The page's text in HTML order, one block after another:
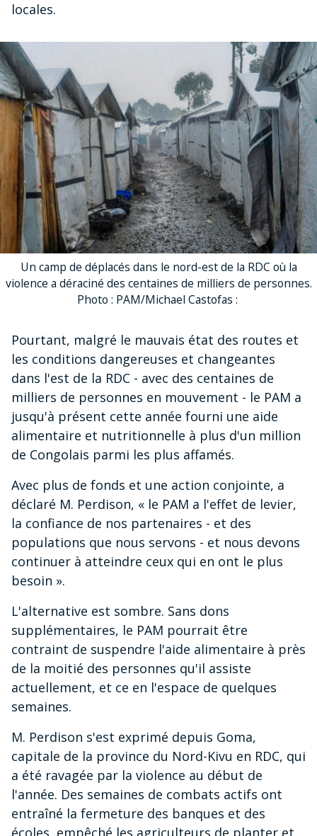
locales.
Un camp de déplacés dans le nord-est de la RDC où la
violence a déraciné des centaines de milliers de personnes.
Photo : PAM/Michael Castofas :
Pourtant, malgré le mauvais état des routes et
les conditions dangereuses et changeantes
dans l'est de la RDC - avec des centaines de
milliers de personnes en mouvement - le PAM a
jusqu'à présent cette année fourni une aide
alimentaire et nutritionnelle à plus d'un million
de Congolais parmi les plus affamés.
Avec plus de fonds et une action conjointe, a
déclaré M. Perdison, « le PAM a l'effet de levier,
la confiance de nos partenaires - et des
populations que nous servons - et nous devons
continuer à atteindre ceux qui en ont le plus
besoin ».
L'alternative est sombre. Sans dons
supplémentaires, le PAM pourrait être
contraint de suspendre l'aide alimentaire à près
de la moitié des personnes qu'il assiste
actuellement, et ce en l'espace de quelques
semaines.
M. Perdison s'est exprimé depuis Goma,
capitale de la province du Nord-Kivu en RDC, qui
a été ravagée par la violence au début de
l'année. Des semaines de combats actifs ont
entraîné la fermeture des banques et des
écoles, empêché les agriculteurs de planter et